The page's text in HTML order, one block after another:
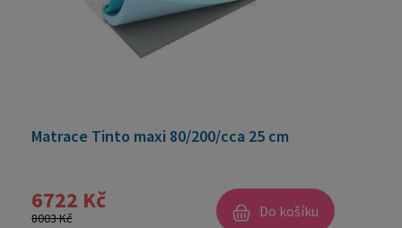
Matrace Tinto maxi 80/200/cca 25 cm
6722 Kč
8003 Kč Do košíku